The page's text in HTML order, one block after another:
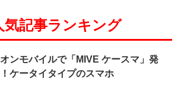
気記事ランキング
ンモバイルで「MIVE ケースマ」発
ケータイタイプのスマホ